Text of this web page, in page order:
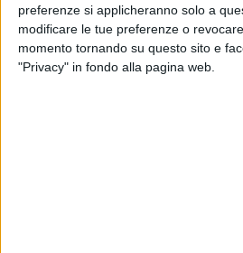
preferenze si applicheranno solo a
modificare le tue preferenze o
momento tornando su questo sito e
"Privacy" in fondo alla pagina web.
mimose simbolo che rappresenta
Attraverso le donne di De Nittis
memoria, ma soprattutto al valore e
oggi, protagoniste della nostra